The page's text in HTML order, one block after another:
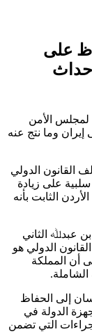
على
لمجلس الأمن
وما نتج عنه
القانون الدولي
على زيادة
الثابت بأنه
عبدﷲ الثاني
الدولي هو
أن المملكة
الشاملة.
إلى الحفاظ
الدولة في
التي تضمن